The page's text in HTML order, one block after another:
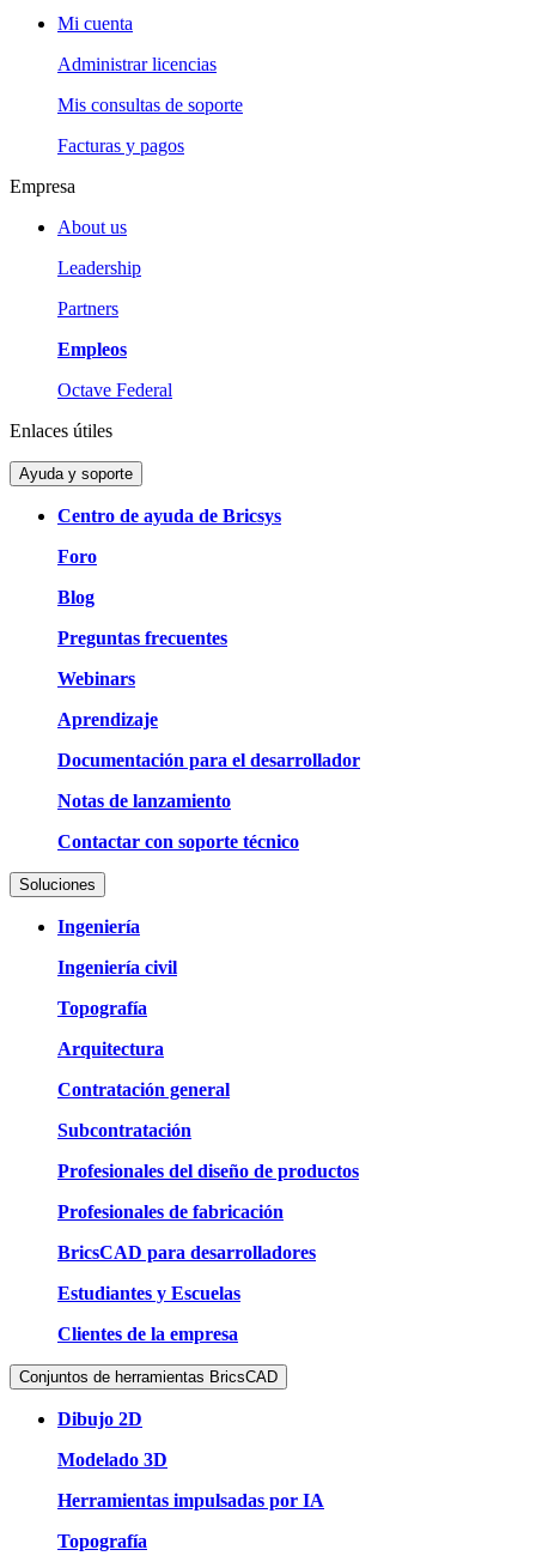
Mi cuenta
Administrar licencias
Mis consultas de soporte
Facturas y pagos
Empresa
About us
Leadership
Partners
Empleos
Octave Federal
Enlaces útiles
Ayuda y soporte
Centro de ayuda de Bricsys
Foro
Blog
Preguntas frecuentes
Webinars
Aprendizaje
Documentación para el desarrollador
Notas de lanzamiento
Contactar con soporte técnico
Soluciones
Ingeniería
Ingeniería civil
Topografía
Arquitectura
Contratación general
Subcontratación
Profesionales del diseño de productos
Profesionales de fabricación
BricsCAD para desarrolladores
Estudiantes y Escuelas
Clientes de la empresa
Conjuntos de herramientas BricsCAD
Dibujo 2D
Modelado 3D
Herramientas impulsadas por IA
Topografía